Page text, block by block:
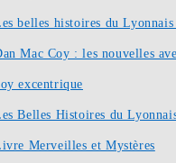
belles histoires du
Mac Coy : les nouvelles
excentrique
Belles Histoires du
Merveilles et Mystères